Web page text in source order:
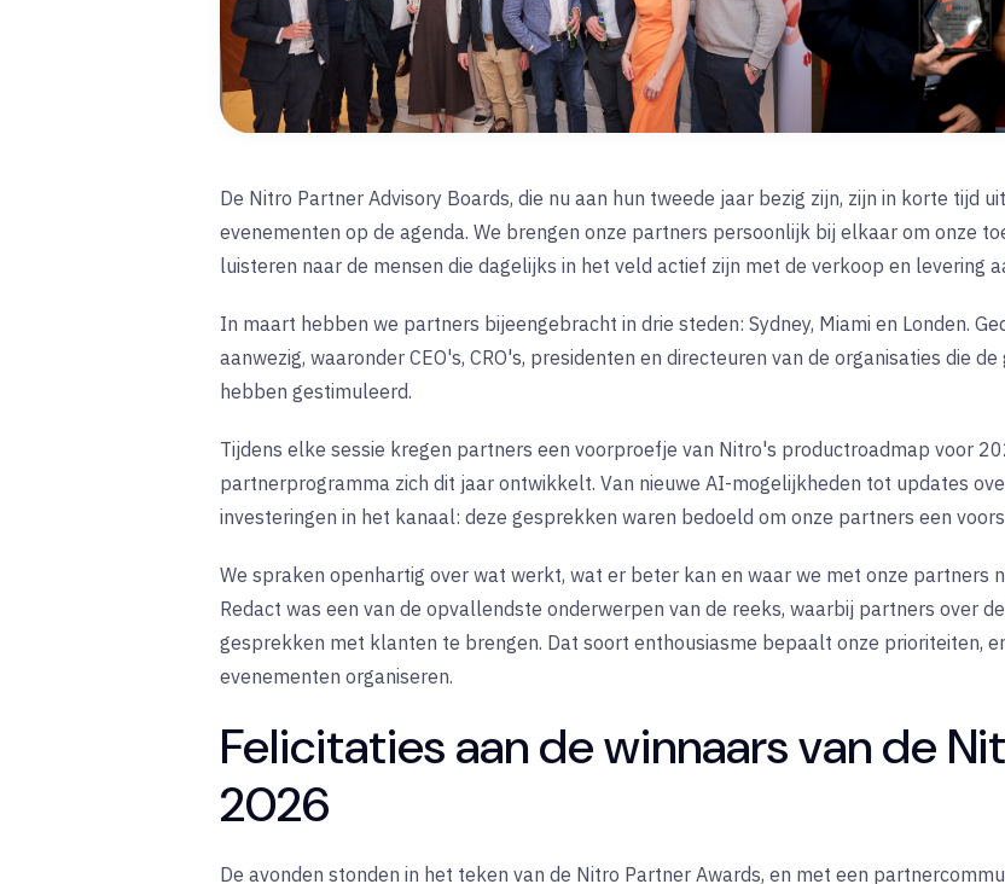
De Nitro Partner Advisory Boards, die nu aan hun tweede jaar bezig zijn, zijn in korte tijd
evenementen op de agenda. We brengen onze partners persoonlijk bij elkaar om onze
luisteren naar de mensen die dagelijks in het veld actief zijn met de verkoop en levering
In maart hebben we partners bijeengebracht in drie steden: Sydney, Miami en Londen.
aanwezig, waaronder CEO's, CRO's, presidenten en directeuren van de organisaties die
hebben gestimuleerd.
Tijdens elke sessie kregen partners een voorproefje van Nitro's productroadmap voor
partnerprogramma zich dit jaar ontwikkelt. Van nieuwe AI-mogelijkheden tot updates
investeringen in het kanaal: deze gesprekken waren bedoeld om onze partners een
We spraken openhartig over wat werkt, wat er beter kan en waar we met onze partners
Redact was een van de opvallendste onderwerpen van de reeks, waarbij partners over
gesprekken met klanten te brengen. Dat soort enthousiasme bepaalt onze prioriteiten,
evenementen organiseren.
Felicitaties aan de winnaars van de
2026
De avonden stonden in het teken van de Nitro Partner Awards, en met een